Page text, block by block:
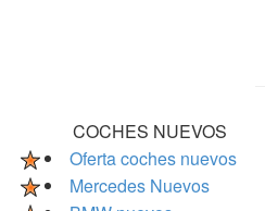
COCHES NUEVOS
Oferta coches nuevos
Mercedes Nuevos